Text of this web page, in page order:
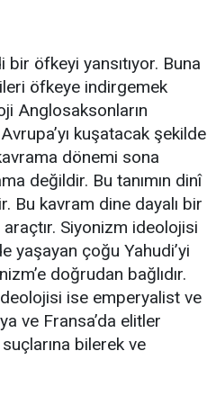
öfkeyi yansıtıyor. Buna
öfkeye indirgemek
Anglosaksonların
kuşatacak şekilde
dönemi sona
değildir. Bu tanımın dinî
Bu kavram dine dayalı bir
Siyonizm ideolojisi
yaşayan çoğu Yahudi’yi
doğrudan bağlıdır.
ise emperyalist ve
ve Fransa’da elitler
bilerek ve